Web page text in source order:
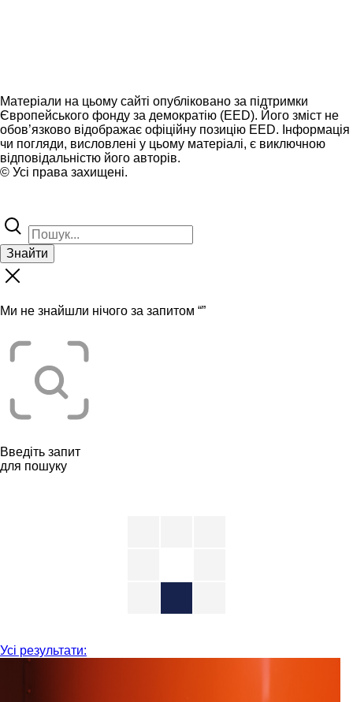
Матеріали на цьому сайті опубліковано за підтримки
Європейського фонду за демократію (EED). Його зміст не
обов’язково відображає офіційну позицію EED. Інформація
чи погляди, висловлені у цьому матеріалі, є виключною
відповідальністю його авторів.
© Усі права захищені.
Знайти
Ми не знайшли нічого за запитом “”
Введіть запит
для пошуку
Усі результати: